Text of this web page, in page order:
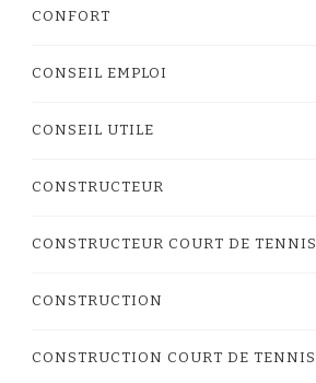
CONFORT
CONSEIL EMPLOI
CONSEIL UTILE
CONSTRUCTEUR
CONSTRUCTEUR COURT DE TENNIS
CONSTRUCTION
CONSTRUCTION COURT DE TENNIS